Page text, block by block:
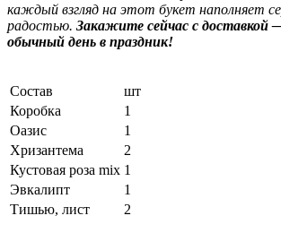
каждый взгляд на этот букет наполняет
радостью. Закажите сейчас с доставкой
обычный день в праздник!
Состав
шт
Коробка
1
Оазис
1
Хризантема
2
Кустовая роза mix 1
Эвкалипт
1
Тишью, лист
2